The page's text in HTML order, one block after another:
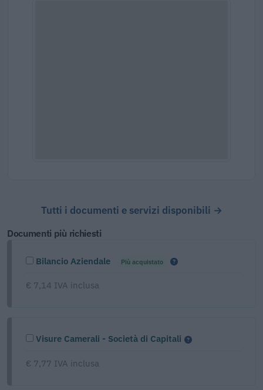
Tutti i documenti e servizi disponibili →
Documenti più richiesti
Bilancio Aziendale Più acquistato
€ 7,14 IVA inclusa
Visure Camerali - Società di Capitali
€ 7,77 IVA inclusa